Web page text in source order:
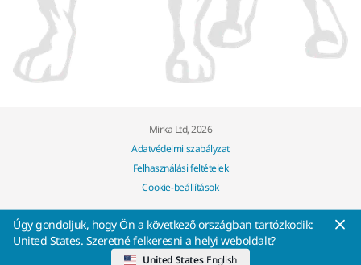
Mirka Ltd, 2026
Adatvédelmi szabályzat
Felhasználási feltételek
Cookie-beállítások
Úgy gondoljuk, hogy Ön a következő országban tartózkodik:
United States. Szeretné felkeresni a helyi weboldalt?
United States English